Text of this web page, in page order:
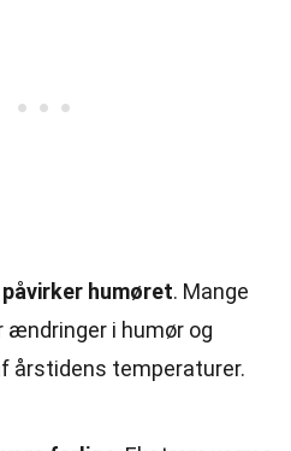
humøret. Mange
ændringer i humør og
årstidens temperaturer.